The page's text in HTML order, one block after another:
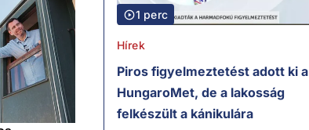
1 perc
Hírek
Piros figyelmeztetést adott ki a
HungaroMet, de a lakosság
felkészült a kánikulára